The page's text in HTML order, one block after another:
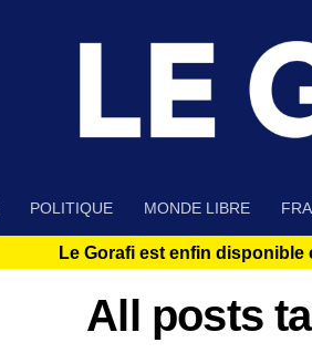
POLITIQUE MONDE LIBRE
Le Gorafi est enfin disponible
All posts